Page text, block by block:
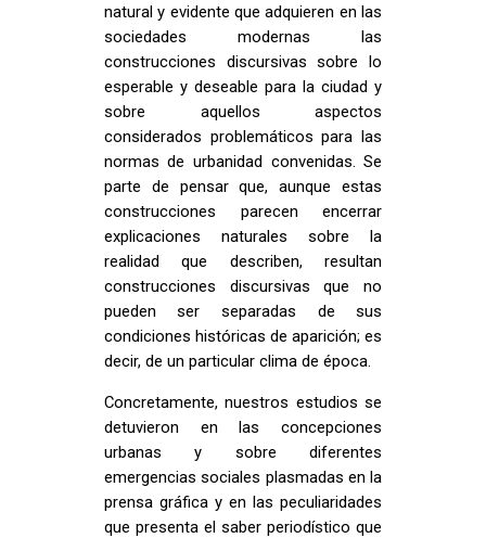
natural y evidente que adquieren en las
sociedades modernas las
construcciones discursivas sobre lo
esperable y deseable para la ciudad y
sobre aquellos aspectos
considerados problemáticos para las
normas de urbanidad convenidas. Se
parte de pensar que, aunque estas
construcciones parecen encerrar
explicaciones naturales sobre la
realidad que describen, resultan
construcciones discursivas que no
pueden ser separadas de sus
condiciones históricas de aparición; es
decir, de un particular clima de época.
Concretamente, nuestros estudios se
detuvieron en las concepciones
urbanas y sobre diferentes
emergencias sociales plasmadas en la
prensa gráfica y en las peculiaridades
que presenta el saber periodístico que